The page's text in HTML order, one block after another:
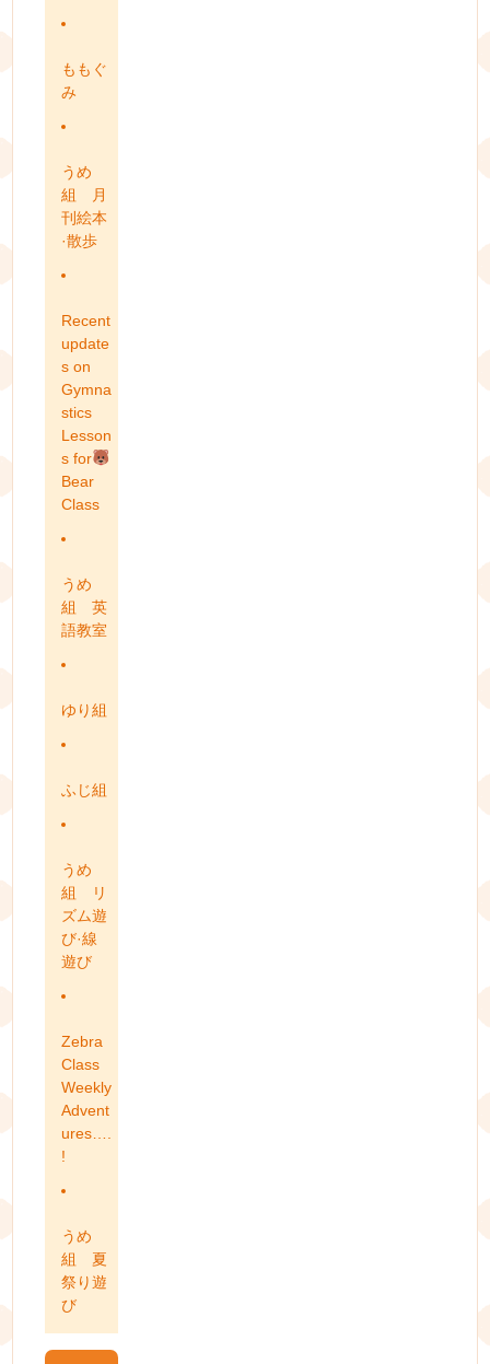
ももぐ
み
うめ
組 月
刊絵本
·散歩
Recent
update
s on
Gymna
stics
Lesson
s for
Bear
Class
うめ
組 英
語教室
ゆり組
ふじ組
うめ
組 リ
ズム遊
び·線
遊び
Zebra
Class
Weekly
Advent
ures….
!
うめ
組 夏
祭り遊
び